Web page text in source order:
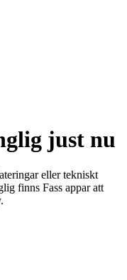
just nu
eller tekniskt
finns Fass appar att